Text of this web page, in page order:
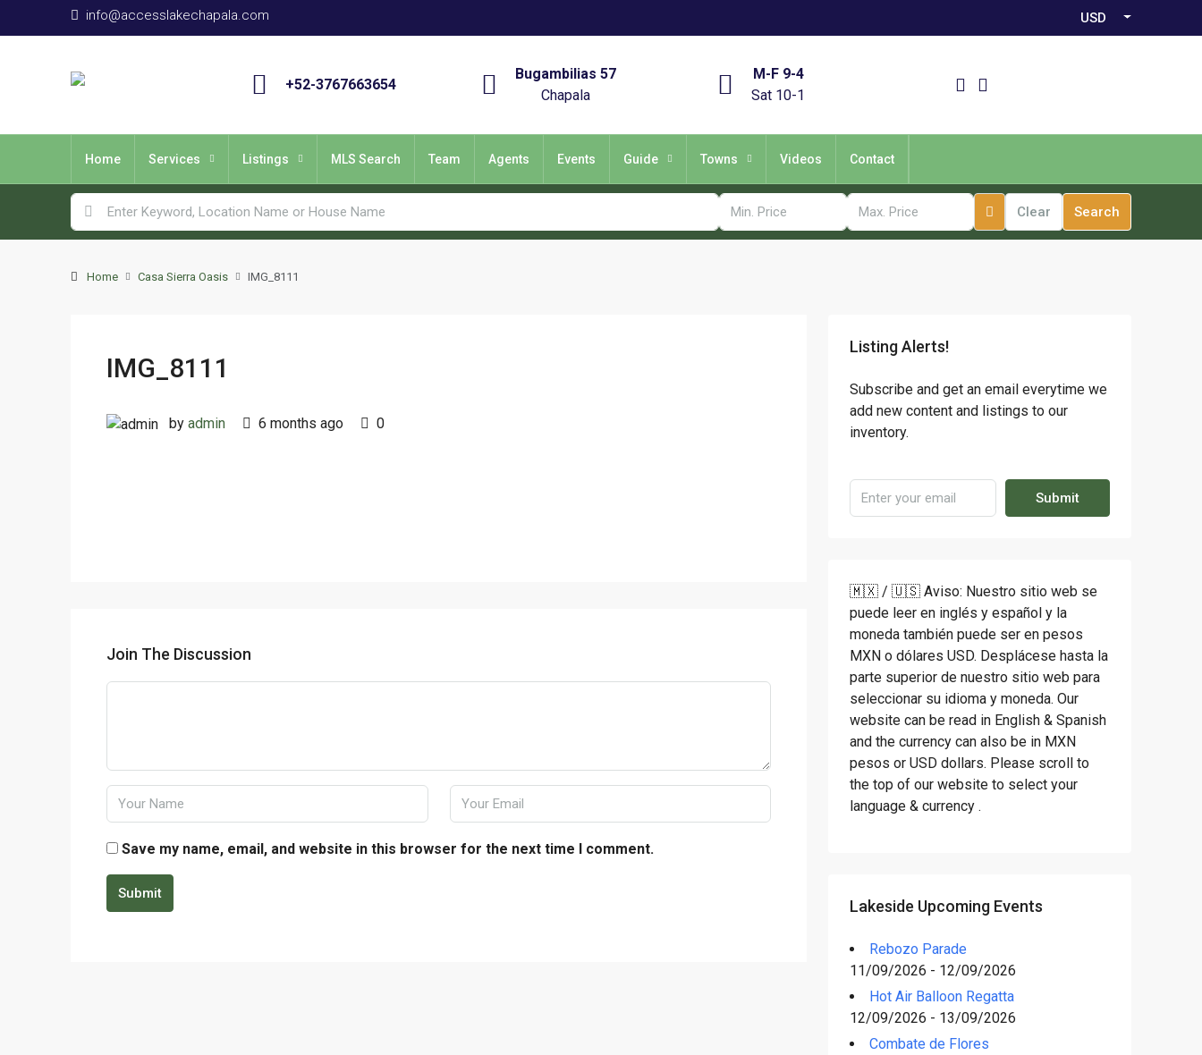
info@accesslakechapala.com USD
+52-3767663654
Bugambilias 57
Chapala
M-F 9-4
Sat 10-1
Home Services Listings MLS Search Team Agents Events Guide Towns Videos Contact
Clear Search
Home Casa Sierra Oasis IMG_8111
IMG_8111
by admin 6 months ago 0
Join The Discussion
Save my name, email, and website in this browser for the next time I comment.
Submit
Listing Alerts!
Subscribe and get an email everytime we
add new content and listings to our
inventory.
Submit
🇲🇽 / 🇺🇸 Aviso: Nuestro sitio web se
puede leer en inglés y español y la
moneda también puede ser en pesos
MXN o dólares USD. Desplácese hasta la
parte superior de nuestro sitio web para
seleccionar su idioma y moneda. Our
website can be read in English & Spanish
and the currency can also be in MXN
pesos or USD dollars. Please scroll to
the top of our website to select your
language & currency .
Lakeside Upcoming Events
Rebozo Parade
11/09/2026 - 12/09/2026
Hot Air Balloon Regatta
12/09/2026 - 13/09/2026
Combate de Flores